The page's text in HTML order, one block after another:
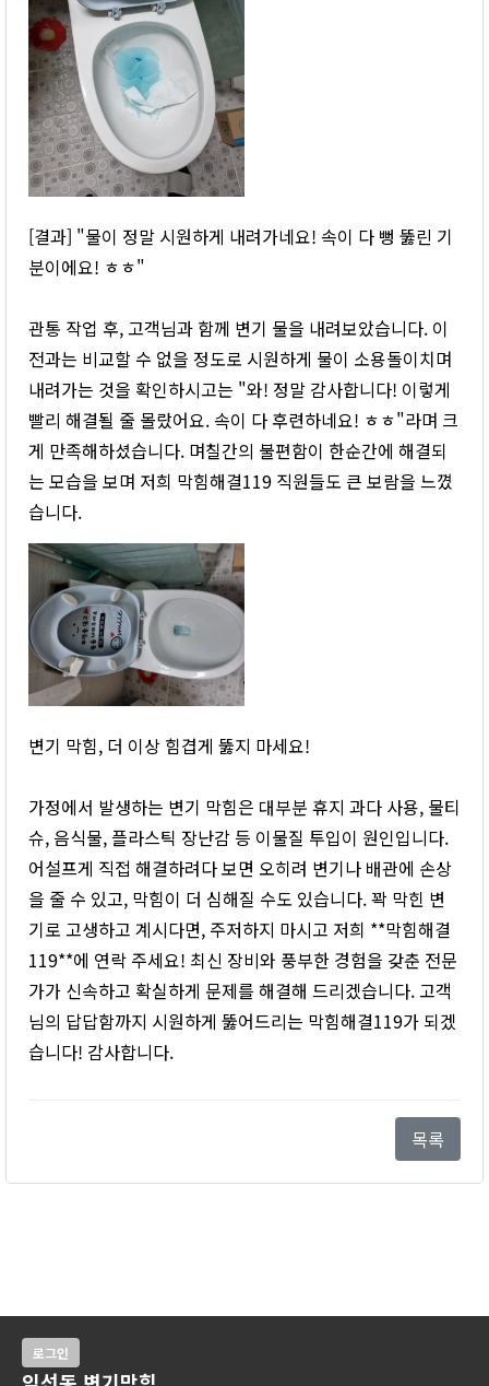
[결과] "물이 정말 시원하게 내려가네요! 속이 다 뻥 뚫린 기
분이에요! ㅎㅎ"
관통 작업 후, 고객님과 함께 변기 물을 내려보았습니다. 이
전과는 비교할 수 없을 정도로 시원하게 물이 소용돌이치며
내려가는 것을 확인하시고는 "와! 정말 감사합니다! 이렇게
빨리 해결될 줄 몰랐어요. 속이 다 후련하네요! ㅎㅎ"라며 크
게 만족해하셨습니다. 며칠간의 불편함이 한순간에 해결되
는 모습을 보며 저희 막힘해결119 직원들도 큰 보람을 느꼈
습니다.
변기 막힘, 더 이상 힘겹게 뚫지 마세요!
가정에서 발생하는 변기 막힘은 대부분 휴지 과다 사용, 물티
슈, 음식물, 플라스틱 장난감 등 이물질 투입이 원인입니다.
어설프게 직접 해결하려다 보면 오히려 변기나 배관에 손상
을 줄 수 있고, 막힘이 더 심해질 수도 있습니다. 꽉 막힌 변
기로 고생하고 계시다면, 주저하지 마시고 저희 **막힘해결
119**에 연락 주세요! 최신 장비와 풍부한 경험을 갖춘 전문
가가 신속하고 확실하게 문제를 해결해 드리겠습니다. 고객
님의 답답함까지 시원하게 뚫어드리는 막힘해결119가 되겠
습니다! 감사합니다.
목록
로그인